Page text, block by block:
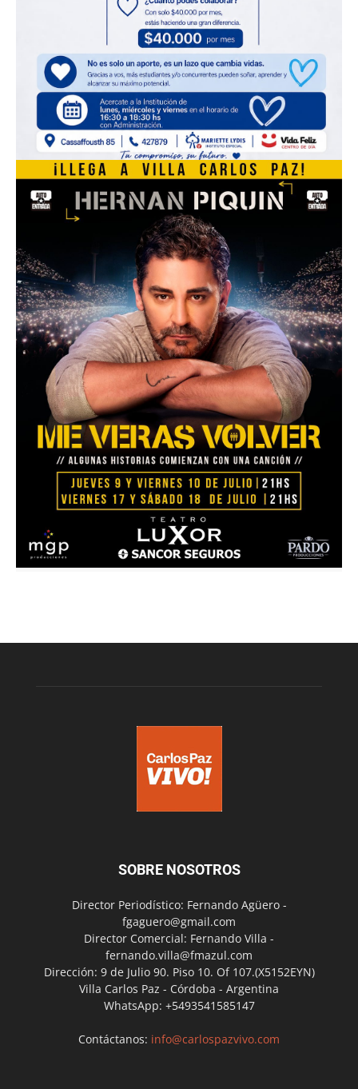
SOBRE NOSOTROS
Director Periodístico: Fernando Agüero -
fgaguero@gmail.com
Director Comercial: Fernando Villa -
fernando.villa@fmazul.com
Dirección: 9 de Julio 90. Piso 10. Of 107.(X5152EYN)
Villa Carlos Paz - Córdoba - Argentina
WhatsApp: +5493541585147
Contáctanos: info@carlospazvivo.com